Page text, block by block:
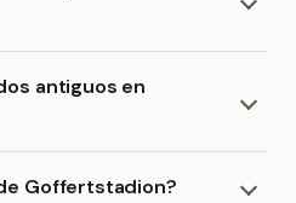
antiguos en
Goffertstadion?